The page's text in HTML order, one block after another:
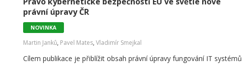
právní úpravy ČR
NOVINKA
Martin Janků, Pavel Mates, Vladimír Smejkal
Cílem publikace je přiblížit obsah právní úpravy fungování IT systémů